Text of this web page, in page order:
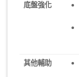
底盤強化
其他輔助